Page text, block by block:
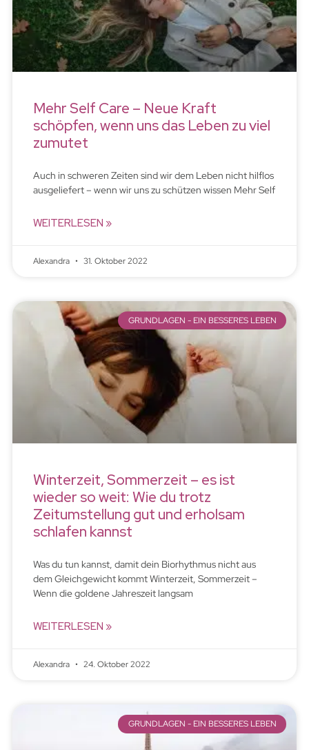
Mehr Self Care – Neue Kraft
schöpfen, wenn uns das Leben zu viel
zumutet
Auch in schweren Zeiten sind wir dem Leben nicht hilflos
ausgeliefert – wenn wir uns zu schützen wissen Mehr Self
WEITERLESEN »
Alexandra 31. Oktober 2022
GRUNDLAGEN - EIN BESSERES LEBEN
Winterzeit, Sommerzeit – es ist
wieder so weit: Wie du trotz
Zeitumstellung gut und erholsam
schlafen kannst
Was du tun kannst, damit dein Biorhythmus nicht aus
dem Gleichgewicht kommt Winterzeit, Sommerzeit –
Wenn die goldene Jahreszeit langsam
WEITERLESEN »
Alexandra 24. Oktober 2022
GRUNDLAGEN - EIN BESSERES LEBEN